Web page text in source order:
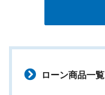
ローン商品一覧